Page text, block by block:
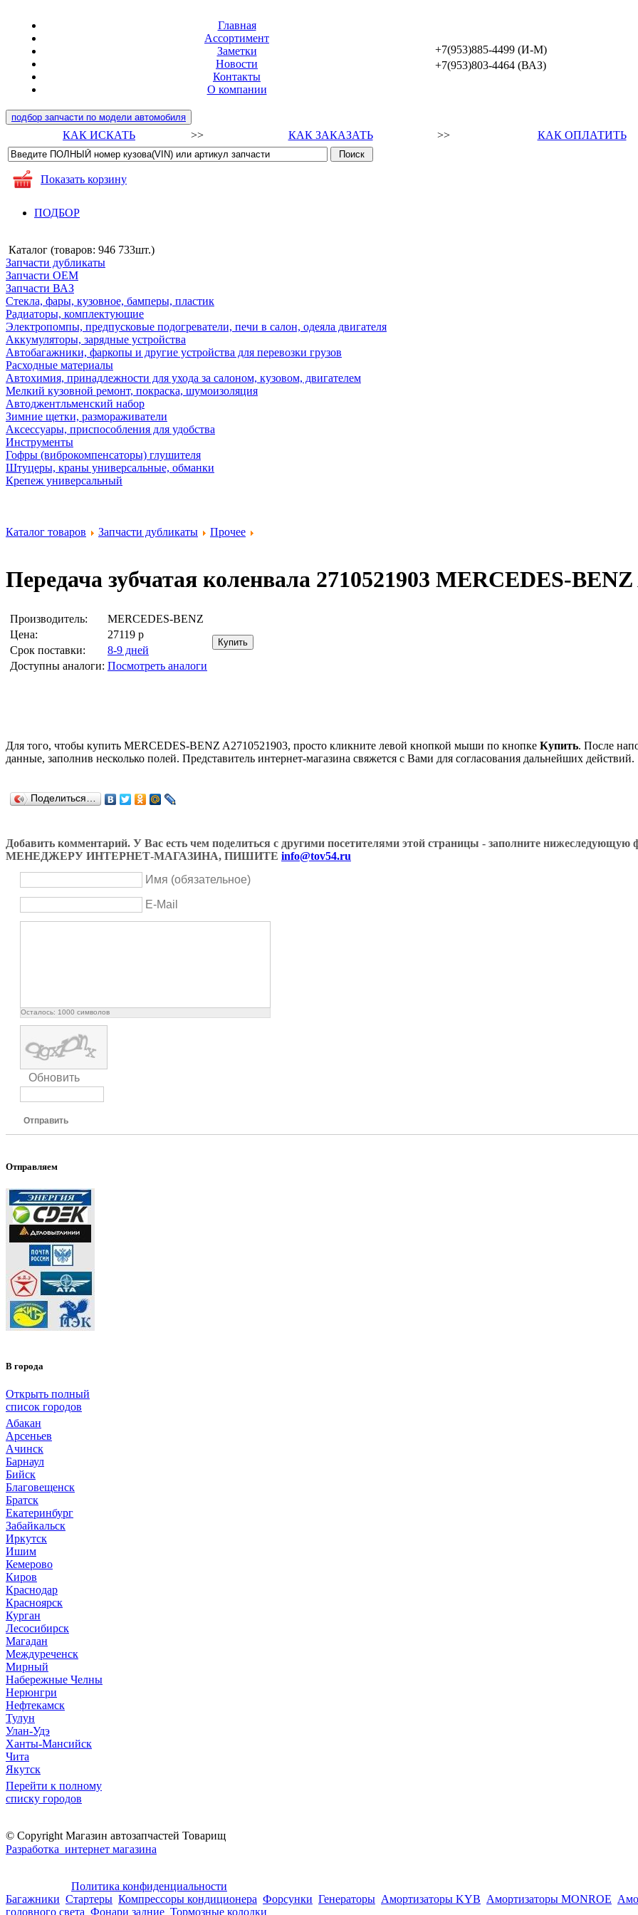
Главная
Ассортимент
Заметки
Новости
Контакты
О компании
+7(953)885-4499 (И-М)
+7(953)803-4464 (ВАЗ)
подбор запчасти по модели автомобиля
КАК ИСКАТЬ >> КАК ЗАКАЗАТЬ >> КАК ОПЛАТИТЬ
Показать корзину
ПОДБОР
Каталог (товаров: 946 733шт.)
Запчасти дубликаты
Запчасти ОЕМ
Запчасти ВАЗ
Стекла, фары, кузовное, бамперы, пластик
Радиаторы, комплектующие
Электропомпы, предпусковые подогреватели, печи в салон, одеяла двигателя
Аккумуляторы, зарядные устройства
Автобагажники, фаркопы и другие устройства для перевозки грузов
Расходные материалы
Автохимия, принадлежности для ухода за салоном, кузовом, двигателем
Мелкий кузовной ремонт, покраска, шумоизоляция
Автоджентльменский набор
Зимние щетки, размораживатели
Аксессуары, приспособления для удобства
Инструменты
Гофры (виброкомпенсаторы) глушителя
Штуцеры, краны универсальные, обманки
Крепеж универсальный
Каталог товаров Запчасти дубликаты Прочее
Передача зубчатая коленвала 2710521903 MERCEDES-BENZ
Производитель:
MERCEDES-BENZ
Цена:
27119 р
Срок поставки:
8-9 дней
Доступны аналоги: Посмотреть аналоги
Для того, чтобы купить MERCEDES-BENZ A2710521903, просто кликните левой кнопкой мыши по кнопке Купить. После
данные, заполнив несколько полей. Представитель интернет-магазина свяжется с Вами для согласования дальнейших действий.
Поделиться…
Добавить комментарий. У Вас есть чем поделиться с другими посетителями этой страницы - заполните
МЕНЕДЖЕРУ ИНТЕРНЕТ-МАГАЗИНА, ПИШИТЕ info@tov54.ru
Имя (обязательное)
E-Mail
Осталось: 1000 символов
Обновить
Отправить
Отправляем
В города
Открыть полный
список городов
Абакан
Арсеньев
Ачинск
Барнаул
Бийск
Благовещенск
Братск
Екатеринбург
Забайкальск
Иркутск
Ишим
Кемерово
Киров
Краснодар
Красноярск
Курган
Лесосибирск
Магадан
Междуреченск
Мирный
Набережные Челны
Нерюнгри
Нефтекамск
Тулун
Улан-Удэ
Ханты-Мансийск
Чита
Якутск
Перейти к полному
списку городов
© Copyright Магазин автозапчастей Товарищ
Разработка интернет магазина
Политика конфиденциальности
Багажники Стартеры Компрессоры кондиционера Форсунки Генераторы Амортизаторы KYB Амортизаторы MONROE
головного света Фонари задние Тормозные колодки